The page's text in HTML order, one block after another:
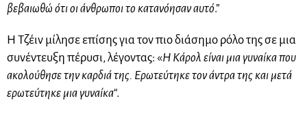
βεβαιωθώ ότι οι άνθρωποι το κατανόησαν αυτό.”
Η Τζέιν μίλησε επίσης για τον πιο διάσημο ρόλο της σε μια
συνέντευξη πέρυσι, λέγοντας: «Η Κάρολ είναι μια γυναίκα που
ακολούθησε την καρδιά της. Ερωτεύτηκε τον άντρα της και μετά
ερωτεύτηκε μια γυναίκα“.